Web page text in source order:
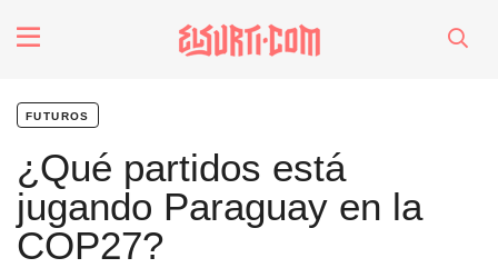
Futuros
Soberanas
futuros
¿Qué partidos está
jugando Paraguay en la
COP27?